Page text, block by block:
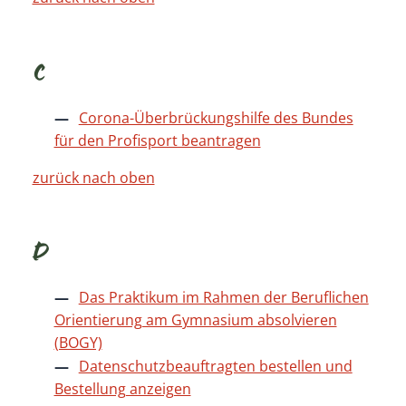
C
Corona-Überbrückungshilfe des Bundes
für den Profisport beantragen
zurück nach oben
D
Das Praktikum im Rahmen der Beruflichen
Orientierung am Gymnasium absolvieren
(BOGY)
Datenschutzbeauftragten bestellen und
Bestellung anzeigen